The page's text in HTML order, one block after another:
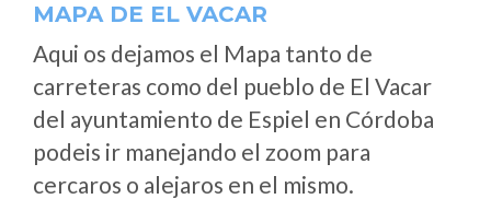
MAPA DE EL VACAR
Aqui os dejamos el Mapa tanto de
carreteras como del pueblo de El Vacar
del ayuntamiento de Espiel en Córdoba
podeis ir manejando el zoom para
cercaros o alejaros en el mismo.